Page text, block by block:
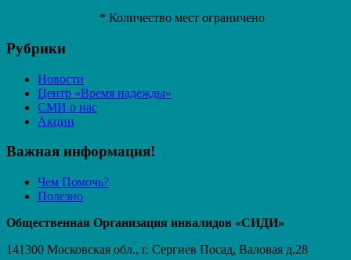
* Количество мест ограничено
Рубрики
Новости
Центр «Время надежды»
СМИ о нас
Акции
Важная информация!
Чем Помочь?
Полезно
Общественная Организация инвалидов «СИДИ»
141300 Московская обл., г. Сергиев Посад, Валовая д.28